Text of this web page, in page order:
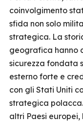
coinvolgimento
sfida non solo
strategica. La
geografica hanno
sicurezza fondata
esterno forte e
con gli Stati Uniti
strategica
altri Paesi europei,